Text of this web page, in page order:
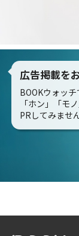
広告掲載を
BOOKウォッチ
「ホン」「モ
PRしてみませ